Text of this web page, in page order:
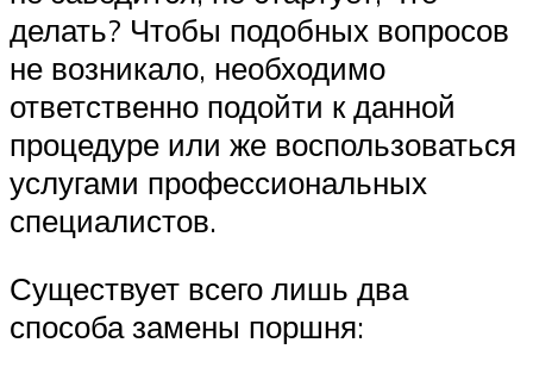
делать? Чтобы подобных вопросов
не возникало, необходимо
ответственно подойти к данной
процедуре или же воспользоваться
услугами профессиональных
специалистов.
Существует всего лишь два
способа замены поршня: